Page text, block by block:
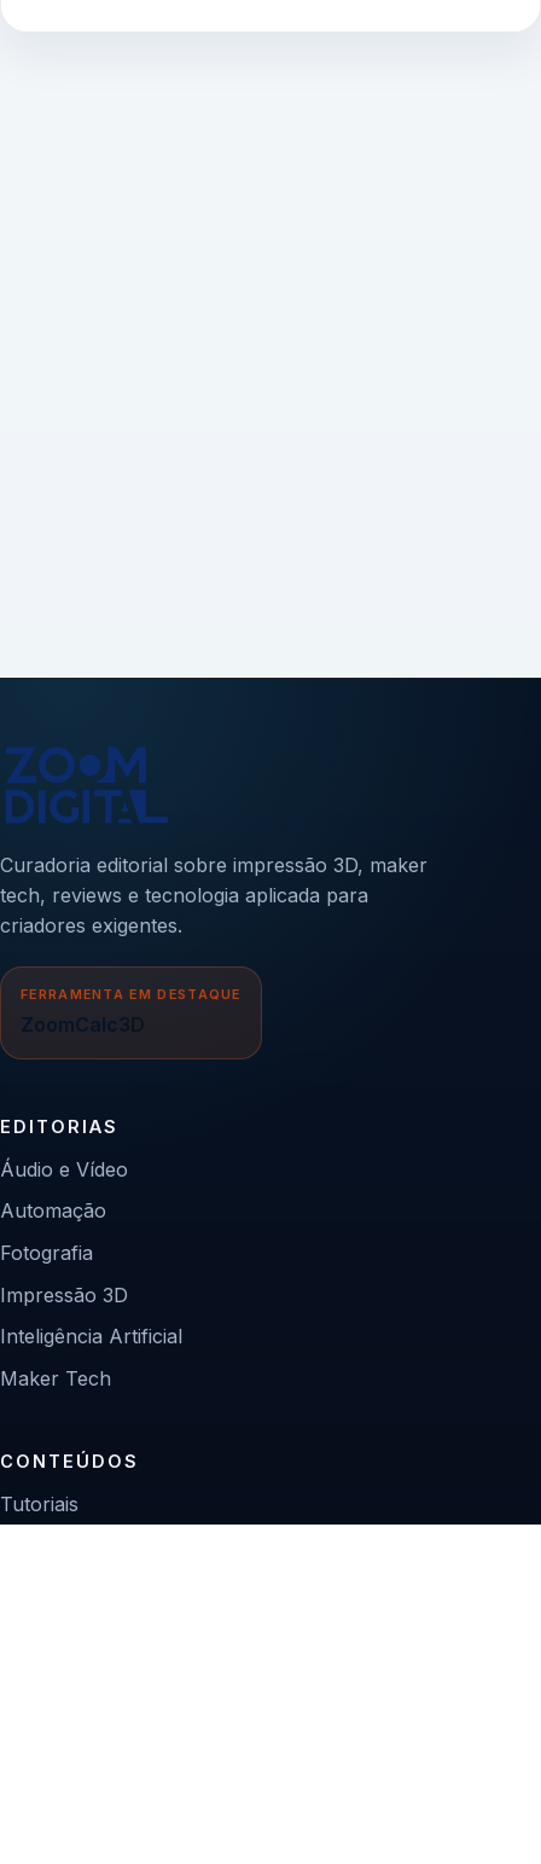
Curadoria editorial sobre impressão 3D, maker
tech, reviews e tecnologia aplicada para
criadores exigentes.
FERRAMENTA EM DESTAQUE
ZoomCalc3D
EDITORIAS
Áudio e Vídeo
Automação
Fotografia
Impressão 3D
Inteligência Artificial
Maker Tech
CONTEÚDOS
Tutoriais